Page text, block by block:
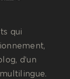
qui
d’un